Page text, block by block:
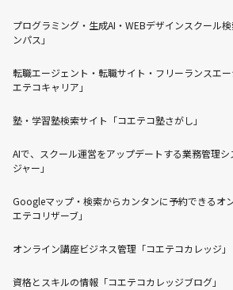
プログラミング・生成AI・WEBデザインスクール
ンパス」
転職エージェント・転職サイト・フリーランスエ
エテコキャリア」
塾・学習塾検索サイト「コエテコ塾さがし」
AIで、スクール運営をアップデートする業務管理
ジャー」
Googleマップ・検索からカンタンに予約できるオ
エテコリザーブ」
オンライン講座ビジネス管理「コエテコカレッジ」
資格とスキルの情報「コエテコカレッジブログ」